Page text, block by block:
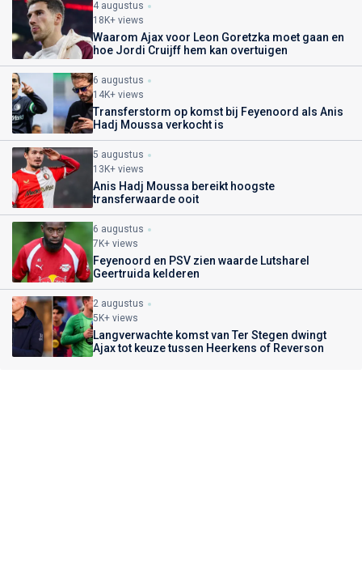
4 augustus
18K+ views
Waarom Ajax voor Leon Goretzka moet gaan en
hoe Jordi Cruijff hem kan overtuigen
6 augustus
14K+ views
Transferstorm op komst bij Feyenoord als Anis
Hadj Moussa verkocht is
5 augustus
13K+ views
Anis Hadj Moussa bereikt hoogste
transferwaarde ooit
6 augustus
7K+ views
Feyenoord en PSV zien waarde Lutsharel
Geertruida kelderen
2 augustus
5K+ views
Langverwachte komst van Ter Stegen dwingt
Ajax tot keuze tussen Heerkens of Reverson